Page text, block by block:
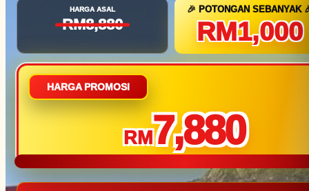
HARGA ASAL
RM8,880
🎉 POTONGAN SEBANYAK
RM1,000
HARGA PROMOSI
RM7,880